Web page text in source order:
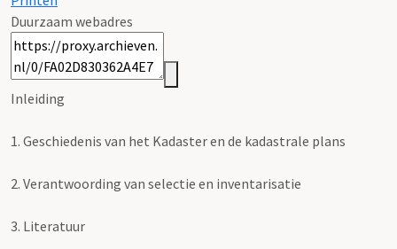
Duurzaam webadres
Inleiding
1. Geschiedenis van het Kadaster en de kadastrale plans
2. Verantwoording van selectie en inventarisatie
3. Literatuur